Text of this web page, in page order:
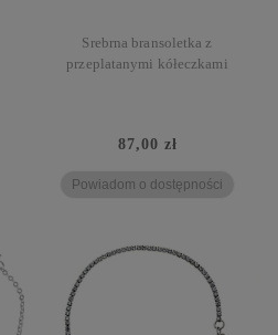
Srebrna bransoletka z
przeplatanymi kółeczkami
87,00 zł
Powiadom o dostępności